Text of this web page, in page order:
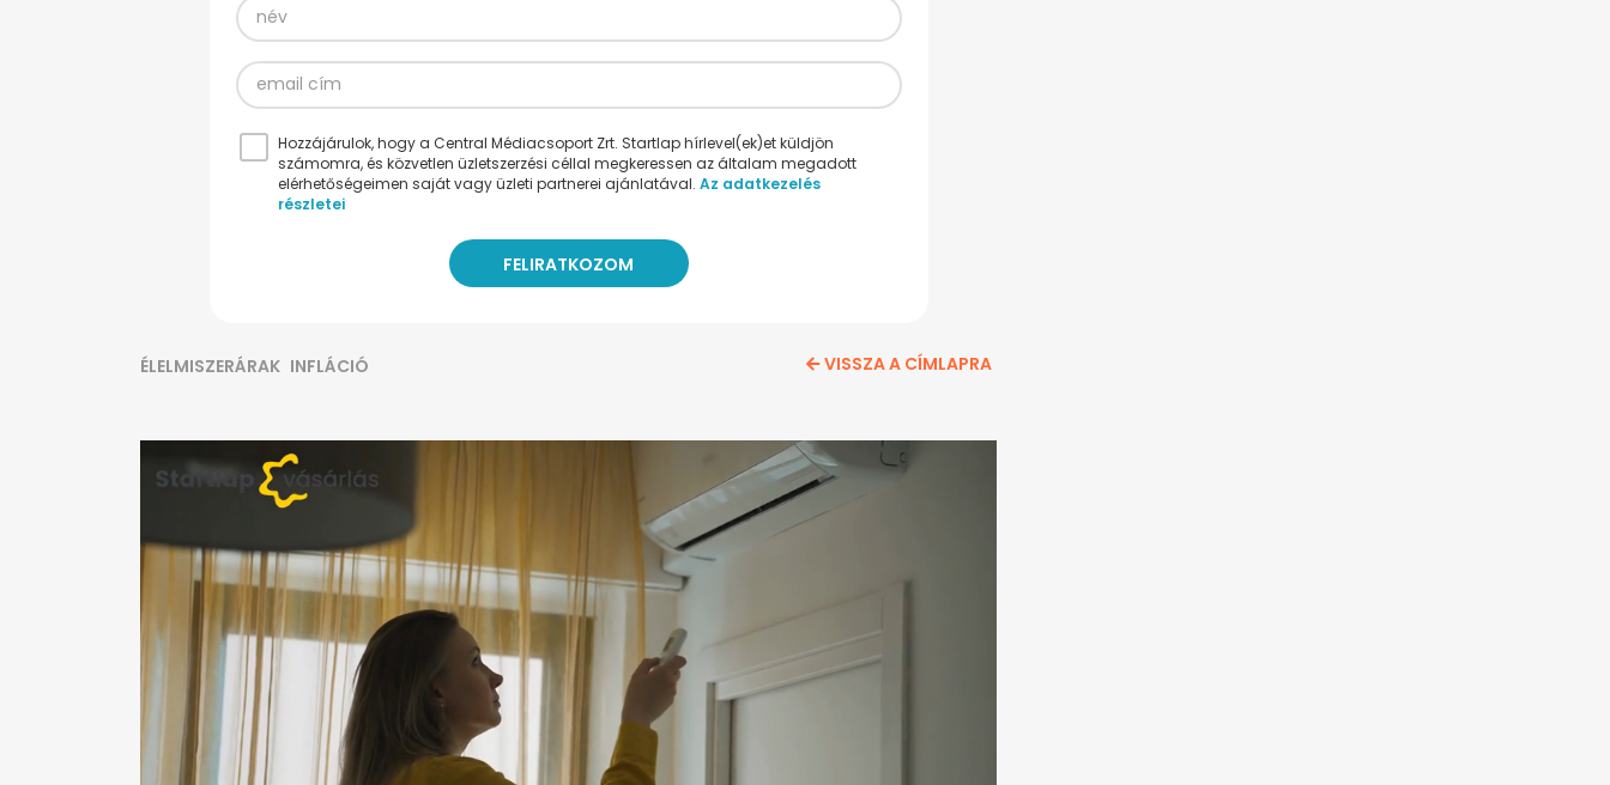
Hozzájárulok, hogy a Central Médiacsoport Zrt. Startlap hírlevel(ek)et küldjön
számomra, és közvetlen üzletszerzési céllal megkeressen az általam megadott
elérhetőségeimen saját vagy üzleti partnerei ajánlatával. Az adatkezelés
részletei
ÉLELMISZERÁRAK INFLÁCIÓ VISSZA A CÍMLAPRA